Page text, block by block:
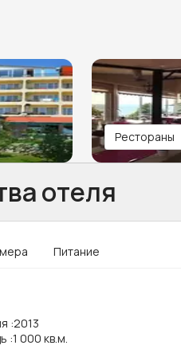
Рестораны
отеля
Питание
:2013
:1 000 кв.м.